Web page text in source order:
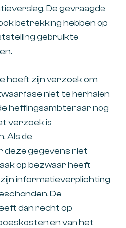
De gevraagde
betrekking hebben op
gebruikte
hoeft zijn verzoek om
niet te herhalen
heffingsambtenaar nog
verzoek is
Als de
gegevens niet
op bezwaar heeft
informatieverplichting
De
dan recht op
en van het